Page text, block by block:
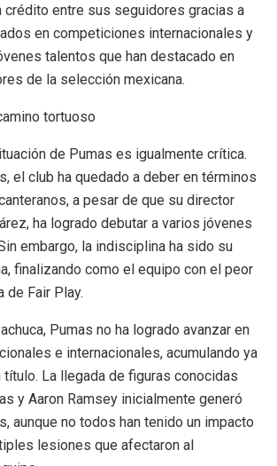
crédito entre sus seguidores gracias a
en competiciones internacionales y
talentos que han destacado en
de la selección mexicana.
tortuoso
de Pumas es igualmente crítica.
el club ha quedado a deber en términos
a pesar de que su director
ha logrado debutar a varios jóvenes
embargo, la indisciplina ha sido su
finalizando como el equipo con el peor
de Fair Play.
Pumas no ha logrado avanzar en
e internacionales, acumulando ya
La llegada de figuras conocidas
y Aaron Ramsey inicialmente generó
aunque no todos han tenido un impacto
lesiones que afectaron al